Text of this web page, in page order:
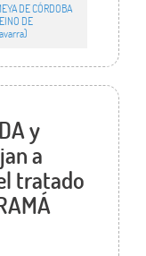
DE CÓRDOBA
DE
y
a
tratado